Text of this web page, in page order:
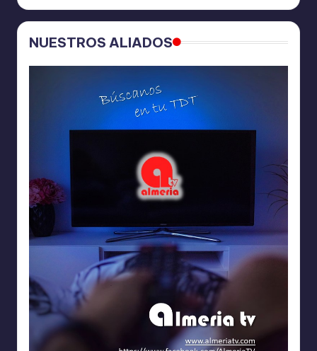
NUESTROS ALIADOS